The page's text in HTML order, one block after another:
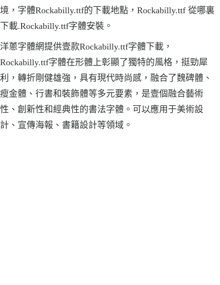
境，字體Rockabilly.ttf的下載地點，Rockabilly.ttf 從哪裏
下載.Rockabilly.ttf字體安裝。
洋蔥字體網提供壹款Rockabilly.ttf字體下載，
Rockabilly.ttf字體在形體上彰顯了獨特的風格，挺勁犀
利，轉折剛健雄強，具有現代時尚感，融合了魏碑體、
瘦金體、行書和裝飾體等多元要素，是壹個融合藝術
性、創新性和經典性的書法字體。可以應用于美術設
計、宣傳海報、書籍設計等領域。